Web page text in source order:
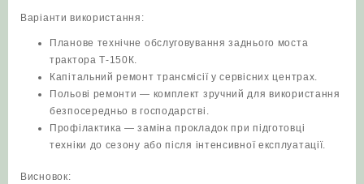
Варіанти використання:
Планове технічне обслуговування заднього моста
трактора Т‑150К.
Капітальний ремонт трансмісії у сервісних центрах.
Польові ремонти — комплект зручний для використання
безпосередньо в господарстві.
Профілактика — заміна прокладок при підготовці
техніки до сезону або після інтенсивної експлуатації.
Висновок: